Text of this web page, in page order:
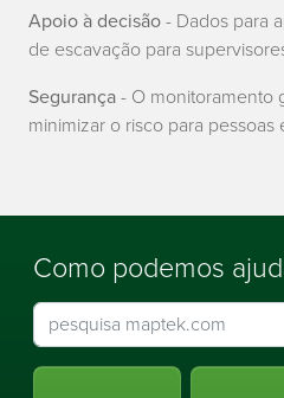
Apoio à decisão- Dados para
de escavação para
Segurança- O monitoramento
minimizar o risco para pessoas
Como podemos